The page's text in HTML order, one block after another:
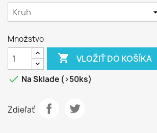
Množstvo
 VLOŽIŤ DO KOŠÍKA
 Na Sklade (>50ks)
Zdieľať